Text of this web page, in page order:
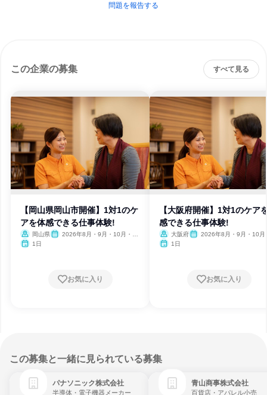
問題を報告する
この企業の募集 すべて見る
【岡山県岡山市開催】1対1のケ
アを体感できる仕事体験!
岡山県
2026年8月・9月・10月・11
1日
お気に入り
【大阪府開催】1対1のケア
感できる仕事体験!
大阪府
2026年8月・9月・10月
1日
お気に入り
この募集と一緒に見られている募集
パナソニック株式会社
半導体・電子機器メーカー
青山商事株式会社
百貨店・アパレル小売